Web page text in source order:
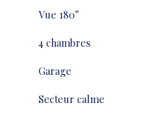
Vue 180°
4 chambres
Garage
Secteur calme